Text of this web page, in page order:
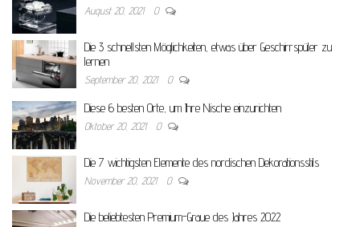
August 20, 2021 0
Die 3 schnellsten Möglichkeiten, etwas über Geschirrspüler zu
lernen
September 20, 2021 0
Diese 6 besten Orte, um Ihre Nische einzurichten
Oktober 20, 2021 0
Die 7 wichtigsten Elemente des nordischen Dekorationsstils
November 20, 2021 0
Die beliebtesten Premium-Graue des Jahres 2022